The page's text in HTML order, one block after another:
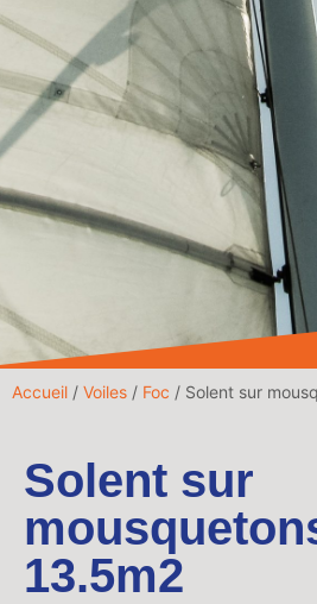
Accueil / Voiles / Foc / Solent sur
Solent sur
13.5m2